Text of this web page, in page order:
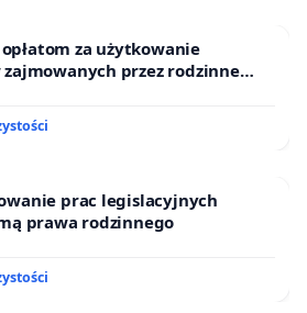
za użytkowanie
przez rodzinne
prac legislacyjnych
prawa rodzinnego